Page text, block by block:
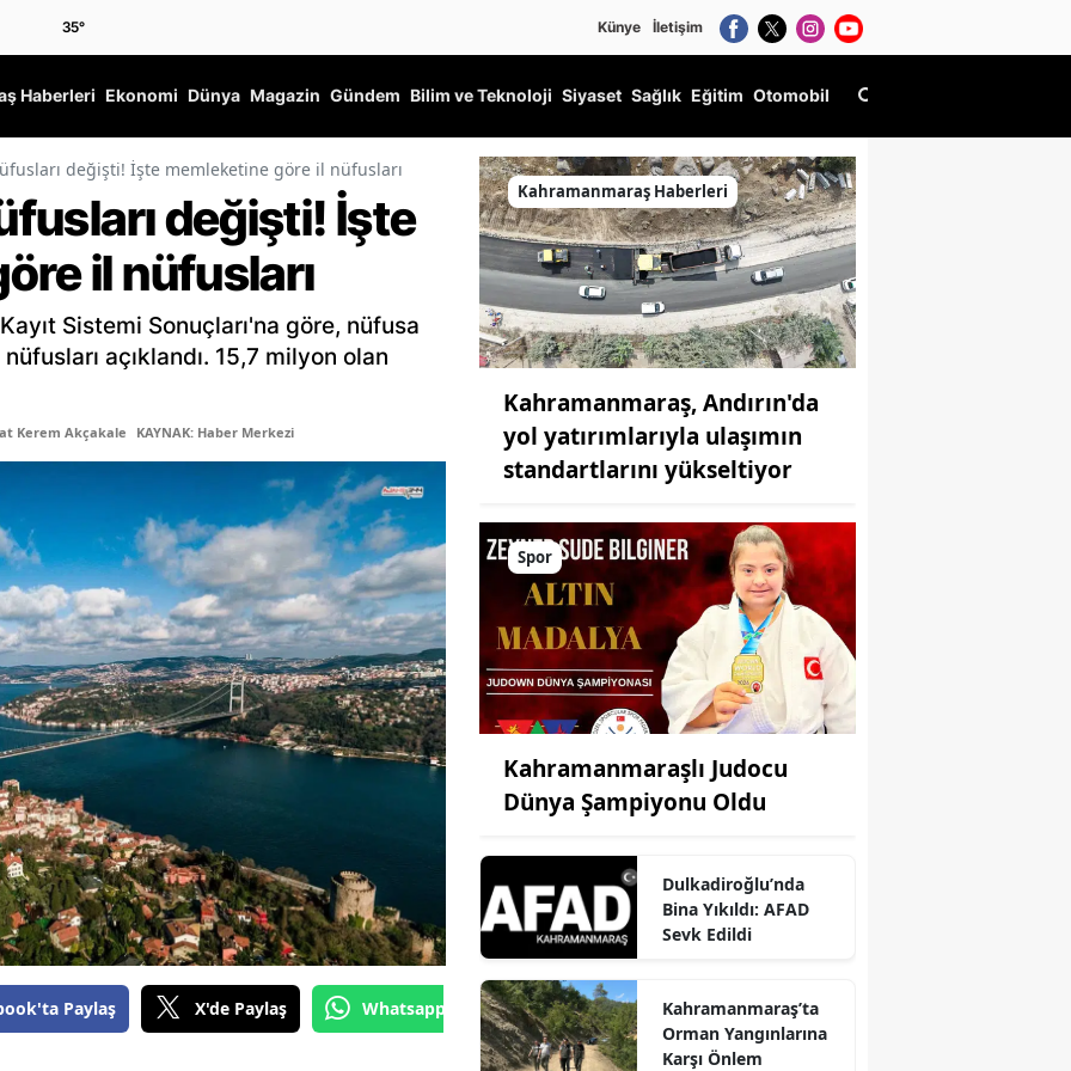
35° Künye İletişim
Haberleri Ekonomi Dünya Magazin Gündem Bilim ve Teknoloji Siyaset Sağlık Eğitim Otomobil
değişti! İşte memleketine göre il nüfusları
değişti! İşte
il nüfusları
Sistemi Sonuçları'na göre, nüfusa
açıklandı. 15,7 milyon olan
Kerem Akçakale KAYNAK: Haber Merkezi
Paylaş X'de Paylaş Whatsapp'tan Gönder
Kahramanmaraş Haberleri
Kahramanmaraş, Andırın'da
yol yatırımlarıyla ulaşımın
standartlarını yükseltiyor
Spor
Kahramanmaraşlı Judocu
Dünya Şampiyonu Oldu
Dulkadiroğlu’nda
Bina Yıkıldı: AFAD
Sevk Edildi
Kahramanmaraş’ta
Orman Yangınlarına
Karşı Önlem